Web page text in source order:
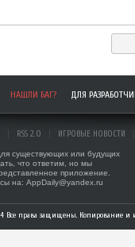
НАШЛИ БАГ? ДЛЯ
RSS 2.0 ИГРОВЫЕ НОВОСТИ
существующих или будущих
что ответим, но мы
приложение.
на: AppDaily@yandex.ru
Все права защищены. Копирование и